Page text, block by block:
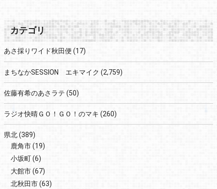
カテゴリ
あさ採りワイド秋田便 (17)
まちなかSESSION エキマイク (2,759)
佐藤有希のあさラテ (50)
ラジオ快晴ＧＯ！ＧＯ！のマキ (260)
県北(389)
鹿角市(19)
小坂町(6)
大館市(67)
北秋田市(63)